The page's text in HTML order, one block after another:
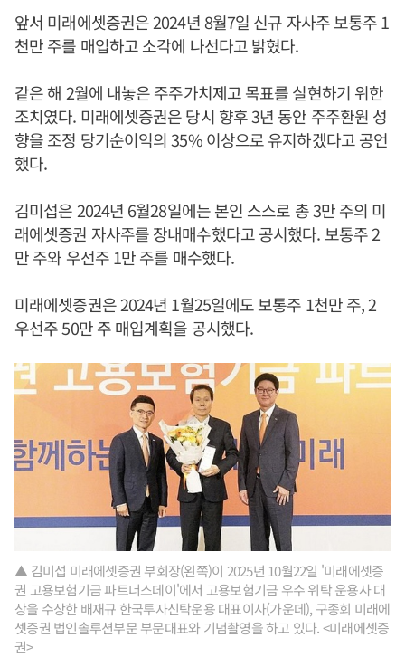
앞서 미래에셋증권은 2024년 8월7일 신규 자사주 보통주 1
천만 주를 매입하고 소각에 나선다고 밝혔다.
같은 해 2월에 내놓은 주주가치제고 목표를 실현하기 위한
조치였다. 미래에셋증권은 당시 향후 3년 동안 주주환원 성
향을 조정 당기순이익의 35% 이상으로 유지하겠다고 공언
했다.
김미섭은 2024년 6월28일에는 본인 스스로 총 3만 주의 미
래에셋증권 자사주를 장내매수했다고 공시했다. 보통주 2
만 주와 우선주 1만 주를 매수했다.
미래에셋증권은 2024년 1월25일에도 보통주 1천만 주, 2
우선주 50만 주 매입계획을 공시했다.
▲ 김미섭 미래에셋증권 부회장(왼쪽)이 2025년 10월22일 '미래에셋증
권 고용보험기금 파트너스데이'에서 고용보험기금 우수 위탁 운용사 대
상을 수상한 배재규 한국투자신탁운용 대표이사(가운데), 구종회 미래에
셋증권 법인솔루션부문 부문대표와 기념촬영을 하고 있다. <미래에셋증
권>